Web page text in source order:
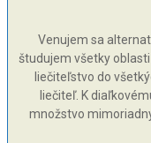
Venujem sa
študujem všetky
liečiteľstvo do
liečiteľ. K
množstvo